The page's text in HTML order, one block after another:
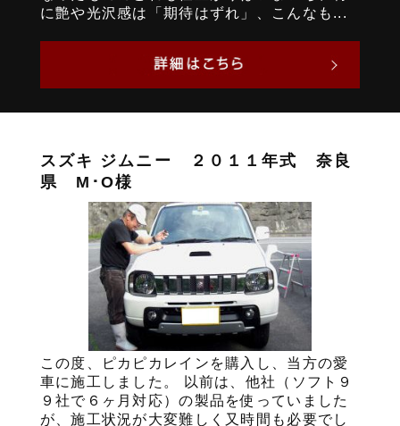
に艶や光沢感は「期待はずれ」、こんなも...
スズキ ジムニー ２０１１年式 奈良
県 M･O様
この度、ピカピカレインを購入し、当方の愛
車に施工しました。 以前は、他社（ソフト９
９社で６ヶ月対応）の製品を使っていました
が、施工状況が大変難しく又時間も必要でし